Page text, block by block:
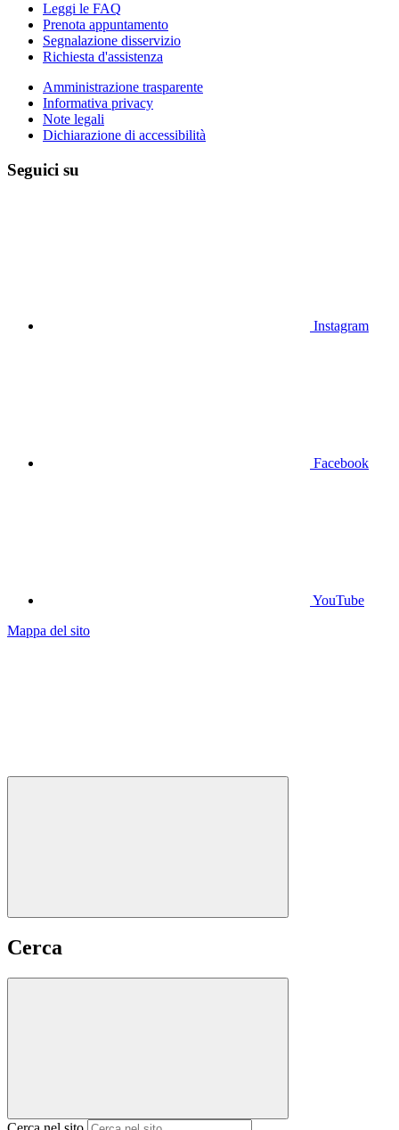
Leggi le FAQ
Prenota appuntamento
Segnalazione disservizio
Richiesta d'assistenza
Amministrazione trasparente
Informativa privacy
Note legali
Dichiarazione di accessibilità
Seguici su
Instagram
Facebook
YouTube
Mappa del sito
Cerca